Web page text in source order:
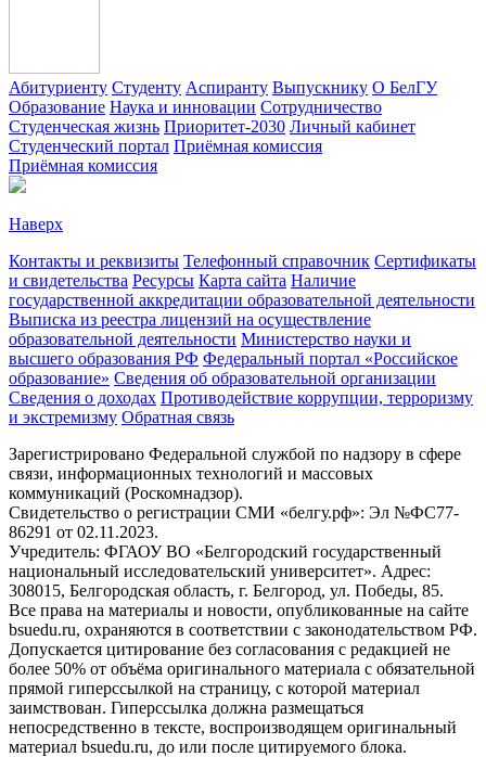
Абитуриенту Студенту Аспиранту Выпускнику О БелГУ
Образование Наука и инновации Сотрудничество
Студенческая жизнь Приоритет-2030 Личный кабинет
Студенческий портал Приёмная комиссия
Приёмная комиссия
Наверх
Контакты и реквизиты Телефонный справочник Сертификаты
и свидетельства Ресурсы Карта сайта Наличие
государственной аккредитации образовательной деятельности
Выписка из реестра лицензий на осуществление
образовательной деятельности Министерствo науки и
высшего образования РФ Федеральный портал «Российское
образование» Сведения об образовательной организации
Сведения о доходах Противодействие коррупции, терроризму
и экстремизму Обратная связь
Зарегистрировано Федеральной службой по надзору в сфере
связи, информационных технологий и массовых
коммуникаций (Роскомнадзор).
Свидетельство о регистрации СМИ «белгу.рф»: Эл №ФС77-
86291 от 02.11.2023.
Учредитель: ФГАОУ ВО «Белгородский государственный
национальный исследовательский университет». Адрес:
308015, Белгородская область, г. Белгород, ул. Победы, 85.
Все права на материалы и новости, опубликованные на сайте
bsuedu.ru, охраняются в соответствии с законодательством РФ.
Допускается цитирование без согласования с редакцией не
более 50% от объёма оригинального материала с обязательной
прямой гиперссылкой на страницу, с которой материал
заимствован. Гиперссылка должна размещаться
непосредственно в тексте, воспроизводящем оригинальный
материал bsuedu.ru, до или после цитируемого блока.